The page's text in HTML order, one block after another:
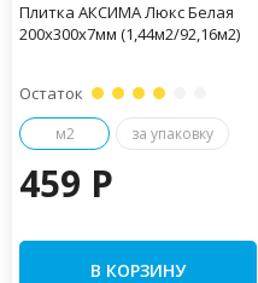
Плитка АКСИМА Люкс Белая
200х300х7мм (1,44м2/92,16м2)
Остаток
м2 за упаковку
459 P
В КОРЗИНУ